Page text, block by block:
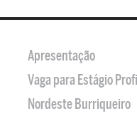
Apresentação
Vaga para Estágio
Nordeste Burriqueiro